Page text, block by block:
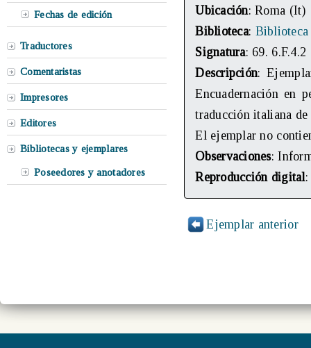
Fechas de edición
Traductores
Comentaristas
Impresores
Editores
Bibliotecas y ejemplares
Poseedores y anotadores
Ubicación: Roma (It)
Biblioteca: Biblioteca
Signatura: 69. 6.F.4.2
Descripción:
Encuadernación en
traducción italiana
El ejemplar no
Observaciones:
Reproducción digital
Ejemplar anterior